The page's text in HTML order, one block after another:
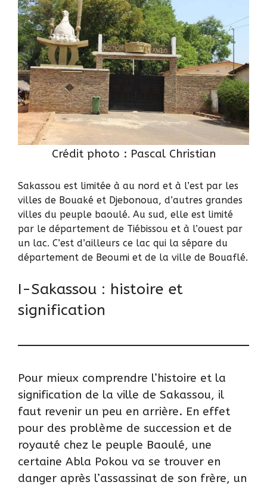
Crédit photo : Pascal Christian
Sakassou est limitée à au nord et à l’est par les
villes de Bouaké et Djebonoua, d’autres grandes
villes du peuple baoulé. Au sud, elle est limité
par le département de Tiébissou et à l’ouest par
un lac. C’est d’ailleurs ce lac qui la sépare du
département de Beoumi et de la ville de Bouaflé.
I-Sakassou : histoire et
signification
Pour mieux comprendre l’histoire et la
signification de la ville de Sakassou, il
faut revenir un peu en arrière. En effet
pour des problème de succession et de
royauté chez le peuple Baoulé, une
certaine Abla Pokou va se trouver en
danger après l’assassinat de son frère, un